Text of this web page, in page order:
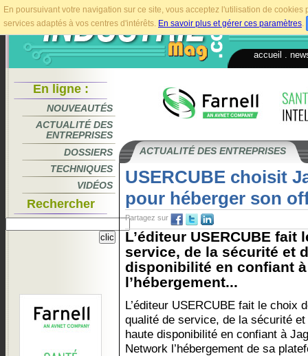
En poursuivant votre navigation sur ce site, vous acceptez l'utilisation de
services adaptés à vos centres d'intérêts. En savoir plus et gérer ces paramètres.
accueil
En ligne :
NOUVEAUTÉS
ACTUALITÉ DES
ENTREPRISES
DOSSIERS
TECHNIQUES
VIDÉOS
Rechercher
ACTUALITÉ DES ENTREPRISES
USERCUBE choisit
pour héberger son
Partagez sur
L’éditeur USERCUBE
service, de la sécurité et
disponibilité en confiant
l’hébergement...
L’éditeur USERCUBE fait le choix
qualité de service, de la sécurité et
haute disponibilité en confiant à
Network l’hébergement de sa